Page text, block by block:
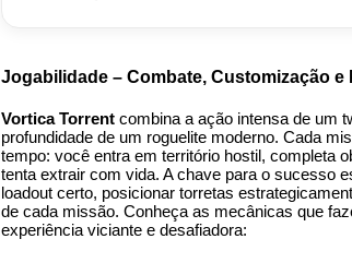
Jogabilidade – Combate, Customização e
Vortica Torrent combina a ação intensa de um
profundidade de um roguelite moderno. Cada
tempo: você entra em território hostil, completa
tenta extrair com vida. A chave para o sucesso
loadout certo, posicionar torretas
de cada missão. Conheça as mecânicas que
experiência viciante e desafiadora: